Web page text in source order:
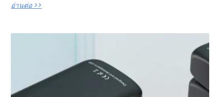
อ่านต่อ >>